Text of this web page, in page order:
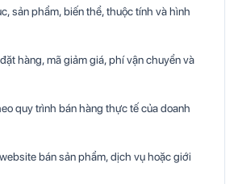
sản phẩm, biến thể, thuộc tính và hình
hàng, mã giảm giá, phí vận chuyển và
quy trình bán hàng thực tế của doanh
bán sản phẩm, dịch vụ hoặc giới